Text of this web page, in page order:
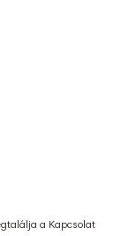
a Kapcsolat